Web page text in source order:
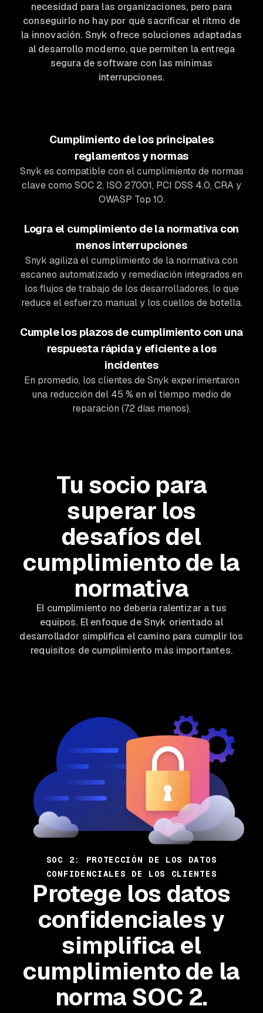
necesidad para las organizaciones, pero para
conseguirlo no hay por qué sacrificar el ritmo de
la innovación. Snyk ofrece soluciones adaptadas
al desarrollo moderno, que permiten la entrega
segura de software con las mínimas
interrupciones.
Cumplimiento de los principales
reglamentos y normas
Snyk es compatible con el cumplimiento de normas
clave como SOC 2, ISO 27001, PCI DSS 4.0, CRA y
OWASP Top 10.
Logra el cumplimiento de la normativa con
menos interrupciones
Snyk agiliza el cumplimiento de la normativa con
escaneo automatizado y remediación integrados en
los flujos de trabajo de los desarrolladores, lo que
reduce el esfuerzo manual y los cuellos de botella.
Cumple los plazos de cumplimiento con una
respuesta rápida y eficiente a los
incidentes
En promedio, los clientes de Snyk experimentaron
una reducción del 45 % en el tiempo medio de
reparación (72 días menos).
Tu socio para
superar los
desafíos del
cumplimiento de la
normativa
El cumplimiento no debería ralentizar a tus
equipos. El enfoque de Snyk orientado al
desarrollador simplifica el camino para cumplir los
requisitos de cumplimiento más importantes.
SOC 2: PROTECCIÓN DE LOS DATOS
CONFIDENCIALES DE LOS CLIENTES
Protege los datos
confidenciales y
simplifica el
cumplimiento de la
norma SOC 2.